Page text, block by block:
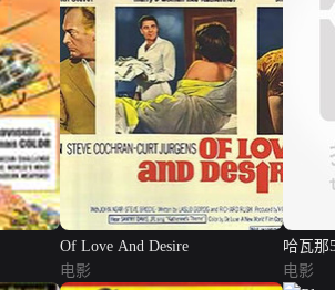
Of Love And Desire
电影
哈瓦那
电影